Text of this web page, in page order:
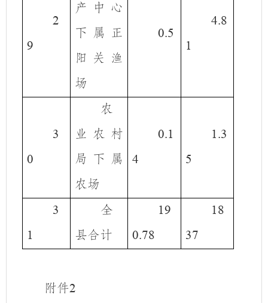
2
9
产中心
下属正
阳关渔
场
0.5
4.8
1
3
0
农
业农村
局下属
农场
0.1
4
1.3
5
3
1
全
县合计
19
0.78
18
37
附件2